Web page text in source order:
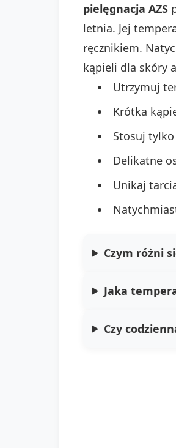
pielęgnacja AZS
letnia. Jej
ręcznikiem.
kąpieli dla skóry
Utrzymuj
Krótka
Stosuj
Delikatne
Unikaj
Czym różni
Jaka
Czy